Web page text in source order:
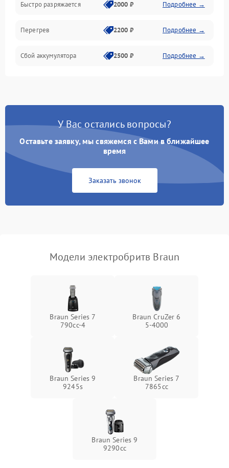
Быстро разряжается 2000 ₽ Подробнее →
Перегрев 2200 ₽ Подробнее →
Сбой аккумулятора 2500 ₽ Подробнее →
У Вас остались вопросы?
Оставьте заявку, мы свяжемся с Вами в ближайшее
время
Заказать звонок
Модели электробритв Braun
Braun Series 7
790cc‑4
Braun CruZer 6
5‑4000
Braun Series 9
9245s
Braun Series 7
7865cc
Braun Series 9
9290cc